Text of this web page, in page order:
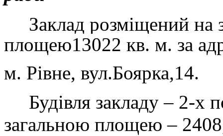
Заклад розміщений на
площею13022 кв. м. за
м. Рівне, вул.Боярка,14.
Будівля закладу – 2-х
загальною площею –